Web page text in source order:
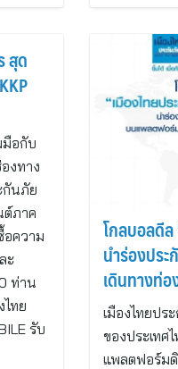
สุด
มือกับ
งทาง
กันภัย
ต์ภาค
อความ
ะ
ท่าน
ทย
รับ
โกลบอลดี
นำร่องปร
เดินทางท่อ
เมืองไทยป
ของประเทศ
แพลตฟอร์มดิ